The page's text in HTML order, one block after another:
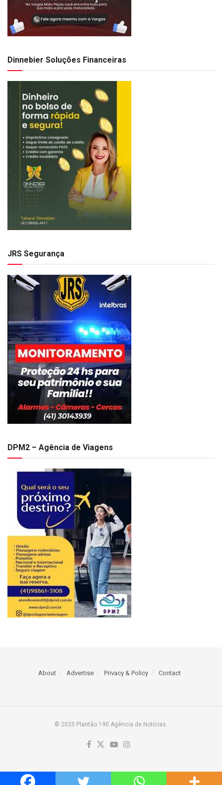
Dinnebier Soluções Financeiras
JRS Segurança
DPM2 – Agência de Viagens
About Advertise Privacy & Policy Contact
© 2025 Plantão 190 Agência de Notícias.